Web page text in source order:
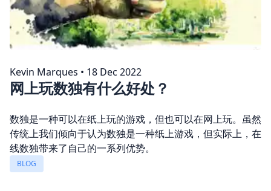
Kevin Marques • 18 Dec 2022
网上玩数独有什么好处？
数独是一种可以在纸上玩的游戏，但也可以在网上玩。虽然
传统上我们倾向于认为数独是一种纸上游戏，但实际上，在
线数独带来了自己的一系列优势。
BLOG